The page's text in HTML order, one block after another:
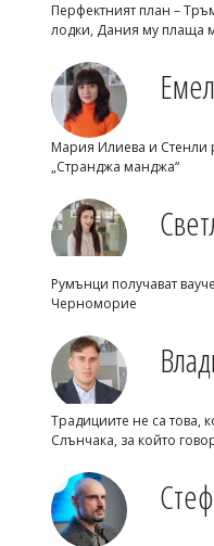
Перфектният план –
лодки, Дания му плаща
Мария Илиева и Стенли
„Странджа манджа“
Румънци получават
Черноморие
Традициите не са това,
Слънчака, за който